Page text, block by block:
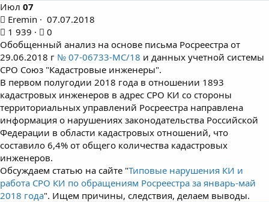
Июл 07
Eremin
07.07.2018
1 939
0
Обобщенный анализ на основе письма Росреестра от
29.06.2018 г № 07-06733-МС/18 и данных учетной системы
СРО Союз "Кадастровые инженеры".
В первом полугодии 2018 года в отношении 1893
кадастровых инженеров в адрес СРО КИ со стороны
территориальных управлений Росреестра направлена
информация о нарушениях законодательства Российской
Федерации в области кадастровых отношений, что
составило 6,4% от общего количества кадастровых
инженеров.
Обсуждаем статью на сайте "Типовые нарушения КИ и
работа СРО КИ по обращениям Росреестра за январь-май
2018 года". Ищем причины, следствия, делаем выводы.